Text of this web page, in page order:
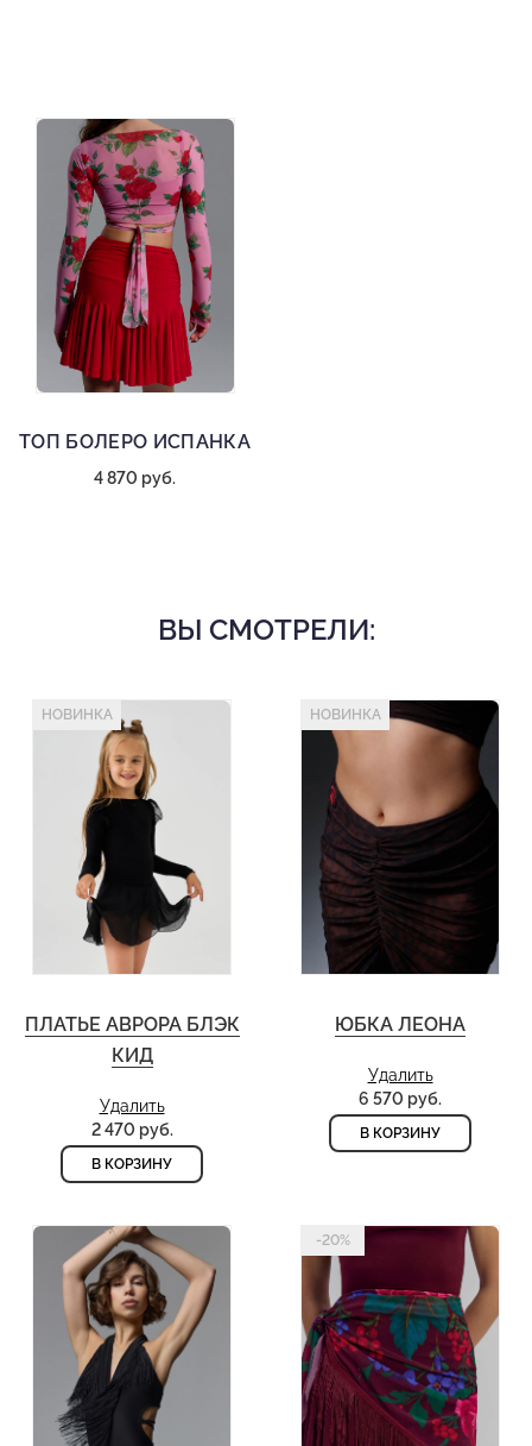
ТОП БОЛЕРО ИСПАНКА
4 870 руб.
ВЫ СМОТРЕЛИ:
НОВИНКА
ПЛАТЬЕ АВРОРА БЛЭК
КИД
Удалить
2 470 руб.
В КОРЗИНУ
НОВИНКА
ЮБКА ЛЕОНА
Удалить
6 570 руб.
В КОРЗИНУ
-20%